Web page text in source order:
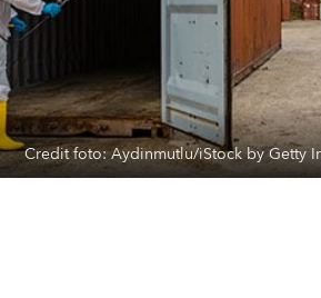
Credit foto: Aydinmutlu/iStock by Getty